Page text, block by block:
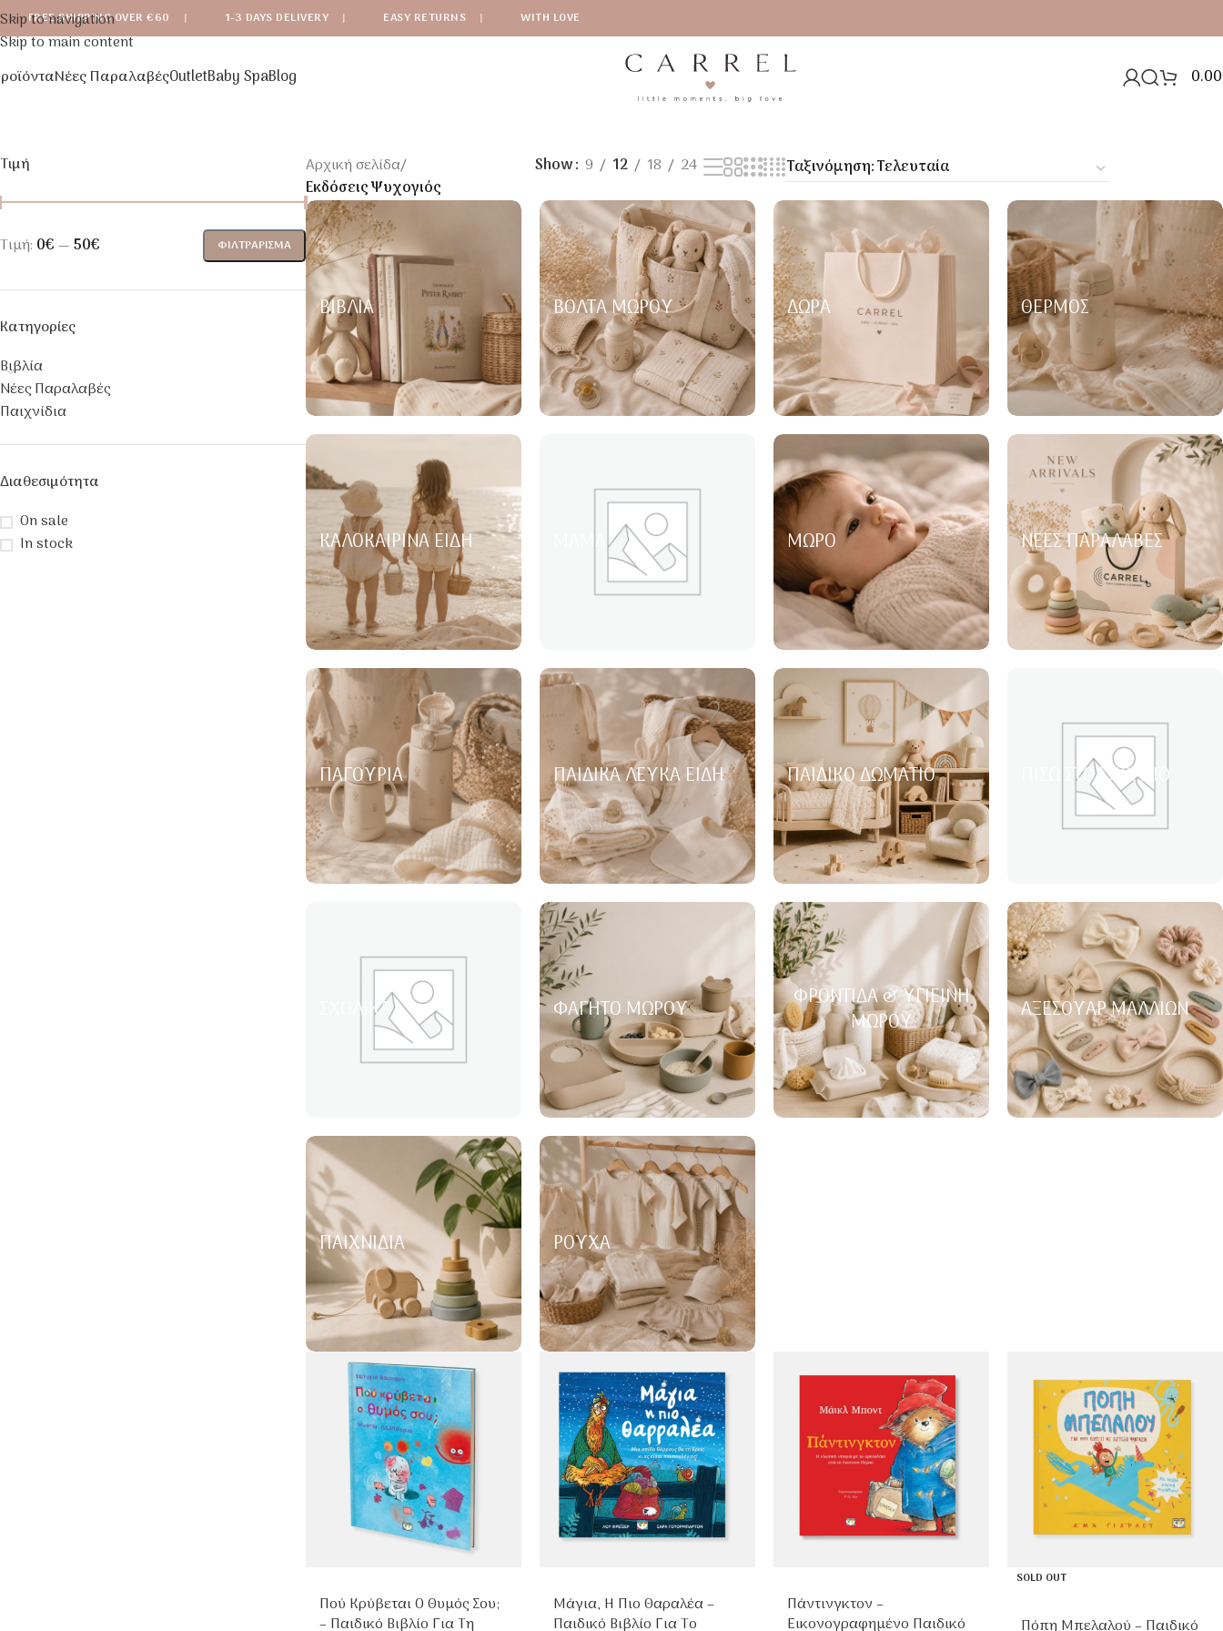
Skip to navigation
Skip to main content
FREE SHIPPING OVER €60 | 1-3 DAYS DELIVERY | EASY RETURNS | WITH LOVE
Νέες ΠαραλαβέςOutletBaby SpaBlog 0.00
Τιμή
ΦΙΛΤΡΆΡΙΣΜΑ
Τιμή: 0€—50€
Κατηγορίες
Βιβλία
Νέες Παραλαβές
Παιχνίδια
Διαθεσιμότητα
On sale
In stock
Αρχική σελίδα/
Εκδόσεις Ψυχογιός
Show 9 12 18 24
ΒΙΒΛΊΑ ΒΌΛΤΑ ΜΩΡΟΎ ΔΏΡΑ ΘΕΡΜΌΣ
ΚΑΛΟΚΑΙΡΙΝΑ ΕΊΔΗ ΜΩΡΌ ΝΈΕΣ ΠΑΡΑΛΑΒΈΣ
ΠΑΓΟΎΡΙΑ ΠΑΙΔΙΚΆ ΛΕΥΚΆ ΕΊΔΗ ΠΑΙΔΙΚΌ ΔΩΜΆΤΙΟ ΠΊΣΩ ΣΤΟ ΣΧΟΛΕΊΟ
ΣΧΟΛΙΚΆ ΦΑΓΗΤΌ ΜΩΡΟΎ
ΦΡΟΝΤΊΔΑ & ΥΓΙΕΙΝΉ
ΜΩΡΟΎ
ΑΞΕΣΟΥΆΡ ΜΑΛΛΙΏΝ
ΠΑΙΧΝΊΔΙΑ ΡΟΎΧΑ
Πού Κρύβεται Ο Θυμός Σου;
– Παιδικό Βιβλίο Για Τη
Μάγια, Η Πιο Θαραλέα –
Παιδικό Βιβλίο Για Το
Πάντινγκτον –
Εικονογραφημένο Παιδικό
SOLD OUT